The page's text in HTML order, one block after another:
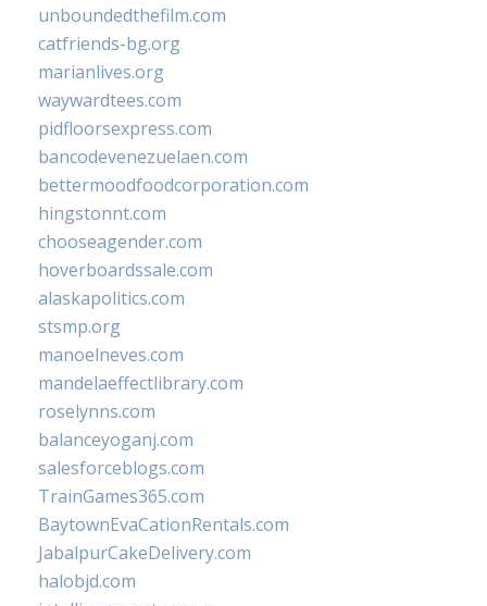
unboundedthefilm.com
catfriends-bg.org
marianlives.org
waywardtees.com
pidfloorsexpress.com
bancodevenezuelaen.com
bettermoodfoodcorporation.com
hingstonnt.com
chooseagender.com
hoverboardssale.com
alaskapolitics.com
stsmp.org
manoelneves.com
mandelaeffectlibrary.com
roselynns.com
balanceyoganj.com
salesforceblogs.com
TrainGames365.com
BaytownEvaCationRentals.com
JabalpurCakeDelivery.com
halobjd.com